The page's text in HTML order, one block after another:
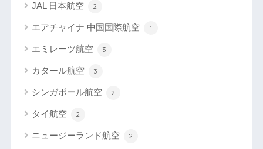
JAL 日本航空 2
エアチャイナ 中国国際航空 1
エミレーツ航空 3
カタール航空 3
シンガポール航空 2
タイ航空 2
ニュージーランド航空 2